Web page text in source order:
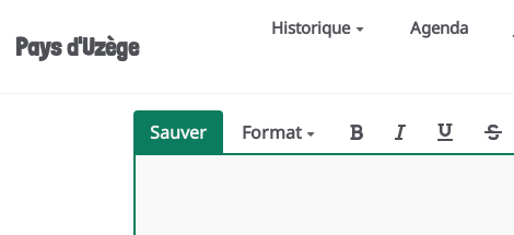
Pays d'Uzège
Historique Agenda
Sauver Format